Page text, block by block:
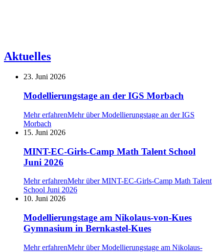
Aktuelles
23. Juni 2026
Modellierungstage an der IGS Morbach
Mehr erfahrenMehr über Modellierungstage an der IGS
Morbach
15. Juni 2026
MINT-EC-Girls-Camp Math Talent School
Juni 2026
Mehr erfahrenMehr über MINT-EC-Girls-Camp Math Talent
School Juni 2026
10. Juni 2026
Modellierungstage am Nikolaus-von-Kues
Gymnasium in Bernkastel-Kues
Mehr erfahrenMehr über Modellierungstage am Nikolaus-